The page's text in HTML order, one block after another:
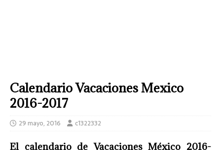
Calendario Vacaciones Mexico
2016-2017
29 mayo, 2016 c1322332
El calendario de Vacaciones México 2016-